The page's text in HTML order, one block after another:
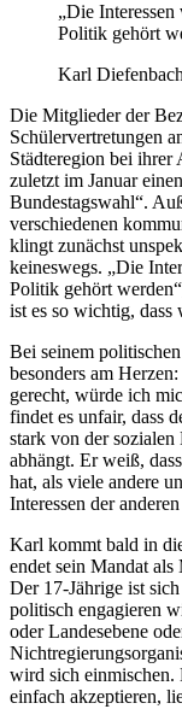
„Die
Politik gehört
Karl Diefenbach
Die Mitglieder der
Schülervertretungen
Städteregion bei ihrer
zuletzt im Januar
Bundestagswahl“.
verschiedenen
klingt zunächst
keineswegs. „Die
Politik gehört
ist es so wichtig,
Bei seinem
besonders am
gerecht, würde ich
findet es unfair, dass
stark von der
abhängt. Er weiß,
hat, als viele andere
Interessen der
Karl kommt bald in
endet sein Mandat
Der 17-Jährige ist
politisch engagieren
oder Landesebene
wird sich einmischen.
einfach akzeptieren,